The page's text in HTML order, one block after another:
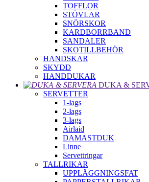
TOFFLOR
STÖVLAR
SNÖRSKOR
KARDBORRBAND
SANDALER
SKOTILLBEHÖR
HANDSKAR
SKYDD
HANDDUKAR
DUKA &
SERVETTER
1-lags
2-lags
3-lags
Airlaid
DAMASTDUK
Linne
Servettringar
TALLRIKAR
UPPLÄGGNINGSFAT